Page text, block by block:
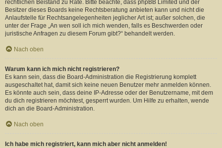
rechtlichen Beistand zu Rate. Bitte beachte, dass phpBB Limited und der
Besitzer dieses Boards keine Rechtsberatung anbieten kann und nicht die
Anlaufstelle für Rechtsangelegenheiten jeglicher Art ist; außer solchen, die
unter der Frage „An wen soll ich mich wenden, falls es Beschwerden oder
juristische Anfragen zu diesem Forum gibt?“ behandelt werden.
Nach oben
Warum kann ich mich nicht registrieren?
Es kann sein, dass die Board-Administration die Registrierung komplett
ausgeschaltet hat, damit sich keine neuen Benutzer mehr anmelden können.
Es könnte auch sein, dass deine IP-Adresse oder der Benutzername, mit dem
du dich registrieren möchtest, gesperrt wurden. Um Hilfe zu erhalten, wende
dich an die Board-Administration.
Nach oben
Ich habe mich registriert, kann mich aber nicht anmelden!